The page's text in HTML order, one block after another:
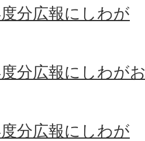
分広報にしわが
分広報にしわが
分広報にしわが